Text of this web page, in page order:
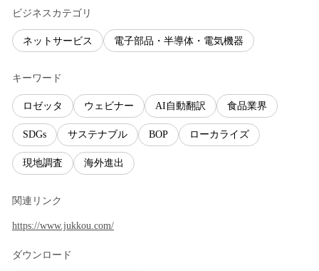
ビジネスカテゴリ
ネットサービス 電子部品・半導体・電気機器
キーワード
ロゼッタ ウェビナー AI自動翻訳 食品業界
SDGs サステナブル BOP ローカライズ
現地調査 海外進出
関連リンク
https://www.jukkou.com/
ダウンロード